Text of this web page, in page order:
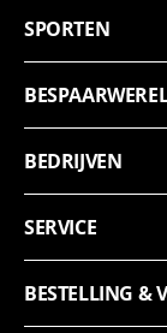
SPORTEN
BEDRIJVEN
SERVICE
BESTELLING &